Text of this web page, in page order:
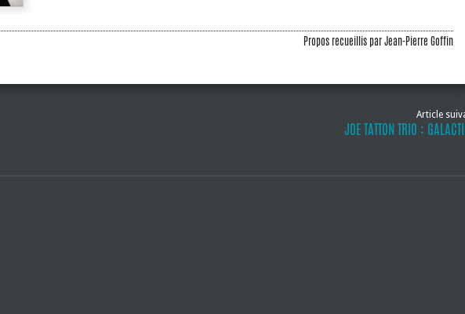
Propos recueillis par Jean-Pierre Goffin
Article
JOE TATTON TRIO :